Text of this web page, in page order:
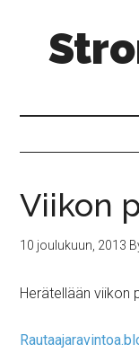
Viikon
10 joulukuun, 2013
Herätellään viikon